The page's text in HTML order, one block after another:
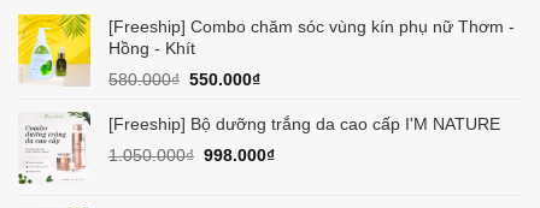
[Freeship] Combo chăm sóc vùng kín phụ nữ Thơm -
Hồng - Khít
580.000₫ Giá
là:
550.000₫Giá
tại
550.000₫.
[Freeship] Bộ dưỡng trắng da cao cấp I'M NATURE
1.050.000₫ Giá
998.000₫Giá